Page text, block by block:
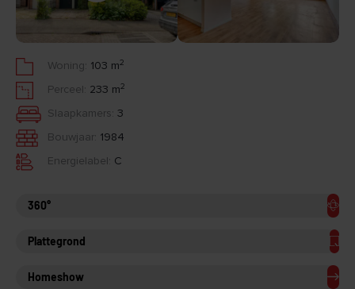
Woning: 103 m 2
Perceel: 233 m 2
Slaapkamers: 3
Bouwjaar: 1984
Energielabel: C
360°
Plattegrond
Homeshow